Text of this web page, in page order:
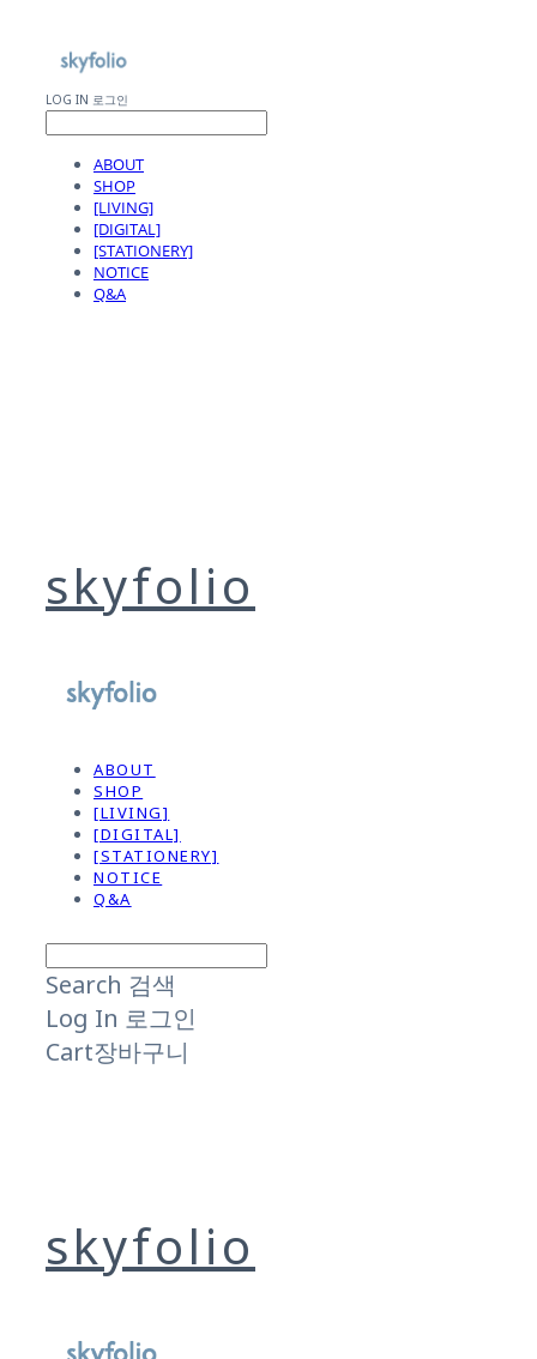
LOG IN 로그인
ABOUT
SHOP
[LIVING]
[DIGITAL]
[STATIONERY]
NOTICE
Q&A
skyfolio
ABOUT
SHOP
[LIVING]
[DIGITAL]
[STATIONERY]
NOTICE
Q&A
Search 검색
Log In 로그인
Cart장바구니
skyfolio